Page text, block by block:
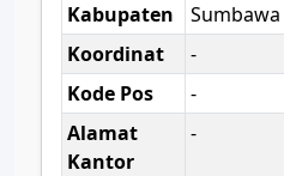
Kabupaten
Sumbawa
Koordinat
-
Kode Pos
-
Alamat
Kantor
-